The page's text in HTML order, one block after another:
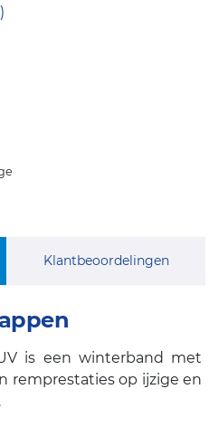
Klantbeoordelingen
is een winterband met
remprestaties op ijzige en